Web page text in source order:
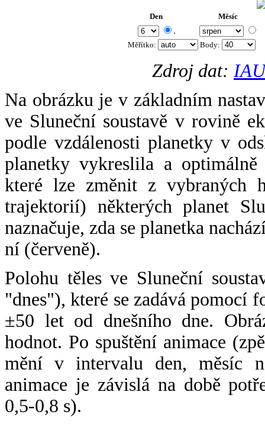
Den Měsíc
.
Měřítko: Body:
Zdroj dat:
Na obrázku je v základním
ve Sluneční soustavě v rovině
podle vzdálenosti planetky v
planetky vykreslila a
které lze změnit z vybraných
trajektorií) některých planet
naznačuje, zda se planetka
ní (červeně).
Polohu těles ve Sluneční
"dnes"), které se zadává pomocí
±50 let od dnešního dne.
hodnot. Po spuštění animace
mění v intervalu den, měsíc
animace je závislá na době
0,5-0,8 s).